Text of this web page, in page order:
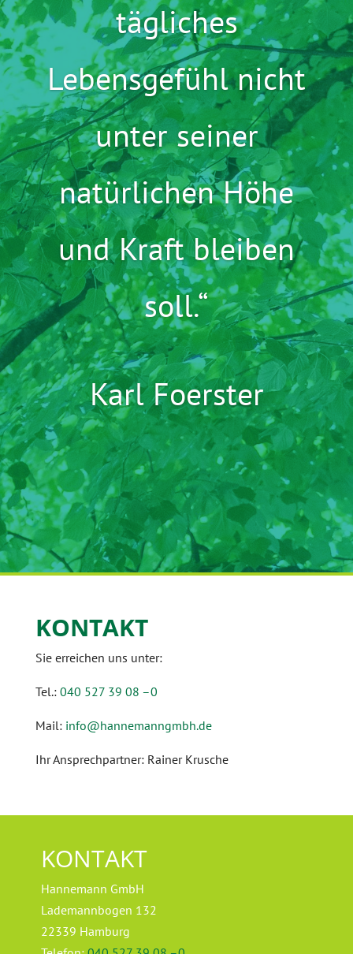
tägliches
Lebensgefühl nicht
unter seiner
natürlichen Höhe
und Kraft bleiben
soll.“
Karl Foerster
KONTAKT
Sie erreichen uns unter:
Tel.: 040 527 39 08 –0
Mail: info@hannemanngmbh.de
Ihr Ansprechpartner: Rainer Krusche
KONTAKT
Hannemann GmbH
Lademannbogen 132
22339 Hamburg